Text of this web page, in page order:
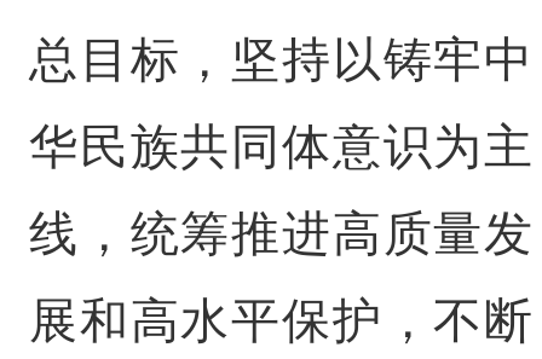
总目标，坚持以铸牢中
华民族共同体意识为主
线，统筹推进高质量发
展和高水平保护，不断